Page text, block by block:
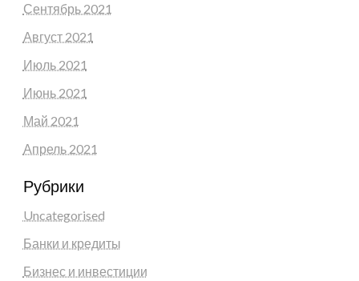
Сентябрь 2021
Август 2021
Июль 2021
Июнь 2021
Май 2021
Апрель 2021
Рубрики
Uncategorised
Банки и кредиты
Бизнес и инвестиции